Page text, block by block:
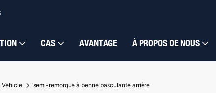
CAS AVANTAGE À PROPOS DE NOUS
Vehicle semi-remorque à benne basculante arrière